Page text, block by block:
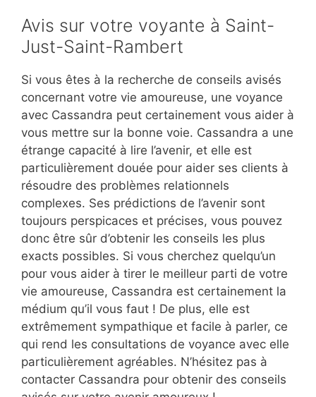
Avis sur votre voyante à Saint-
Just-Saint-Rambert
Si vous êtes à la recherche de conseils avisés
concernant votre vie amoureuse, une voyance
avec Cassandra peut certainement vous aider à
vous mettre sur la bonne voie. Cassandra a une
étrange capacité à lire l’avenir, et elle est
particulièrement douée pour aider ses clients à
résoudre des problèmes relationnels
complexes. Ses prédictions de l’avenir sont
toujours perspicaces et précises, vous pouvez
donc être sûr d’obtenir les conseils les plus
exacts possibles. Si vous cherchez quelqu’un
pour vous aider à tirer le meilleur parti de votre
vie amoureuse, Cassandra est certainement la
médium qu’il vous faut ! De plus, elle est
extrêmement sympathique et facile à parler, ce
qui rend les consultations de voyance avec elle
particulièrement agréables. N’hésitez pas à
contacter Cassandra pour obtenir des conseils